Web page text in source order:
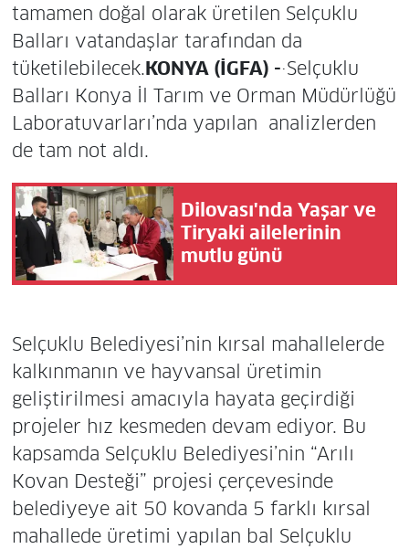
tamamen doğal olarak üretilen Selçuklu
Balları vatandaşlar tarafından da
tüketilebilecek.KONYA (İGFA) -·Selçuklu
Balları Konya İl Tarım ve Orman Müdürlüğü
Laboratuvarları’nda yapılan analizlerden
de tam not aldı.
Dilovası'nda Yaşar ve
Tiryaki ailelerinin
mutlu günü
Selçuklu Belediyesi’nin kırsal mahallelerde
kalkınmanın ve hayvansal üretimin
geliştirilmesi amacıyla hayata geçirdiği
projeler hız kesmeden devam ediyor. Bu
kapsamda Selçuklu Belediyesi’nin “Arılı
Kovan Desteği” projesi çerçevesinde
belediyeye ait 50 kovanda 5 farklı kırsal
mahallede üretimi yapılan bal Selçuklu